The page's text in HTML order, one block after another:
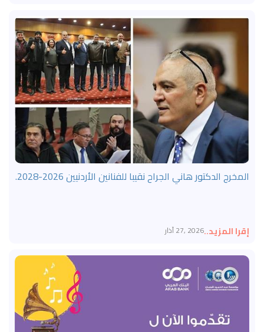
المخرج الدكتور هاني الجراح نقيبا للفنانين الأردنيين 2026-2028.
2026 ,27 آذارإقرا المزيد..